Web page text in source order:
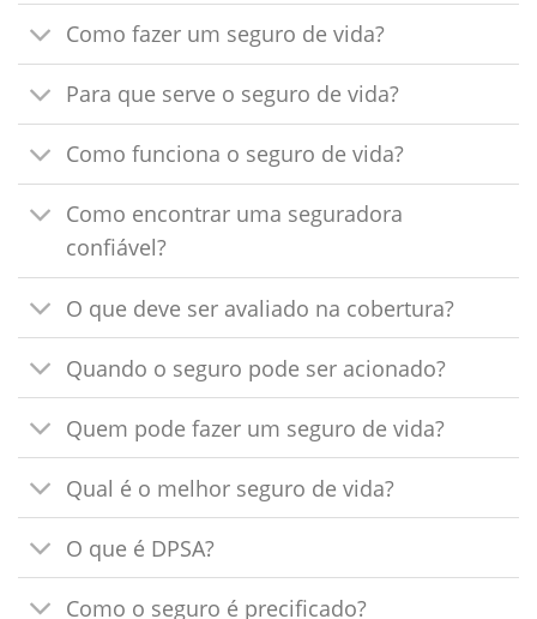
Como fazer um seguro de vida?
Para que serve o seguro de vida?
Como funciona o seguro de vida?
Como encontrar uma seguradora
confiável?
O que deve ser avaliado na cobertura?
Quando o seguro pode ser acionado?
Quem pode fazer um seguro de vida?
Qual é o melhor seguro de vida?
O que é DPSA?
Como o seguro é precificado?